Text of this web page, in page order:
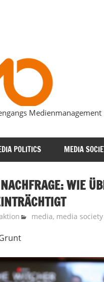
Medienmanagement
POLITICS MEDIA
WIE
media, media society